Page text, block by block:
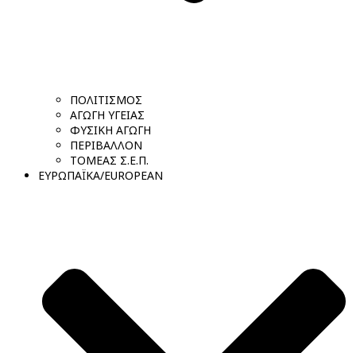
ΠΟΛΙΤΙΣΜΟΣ
ΑΓΩΓΗ ΥΓΕΙΑΣ
ΦΥΣΙΚΗ ΑΓΩΓΗ
ΠΕΡΙΒΑΛΛΟΝ
ΤΟΜΕΑΣ Σ.Ε.Π.
ΕΥΡΩΠΑΪΚΑ/EUROPEAN